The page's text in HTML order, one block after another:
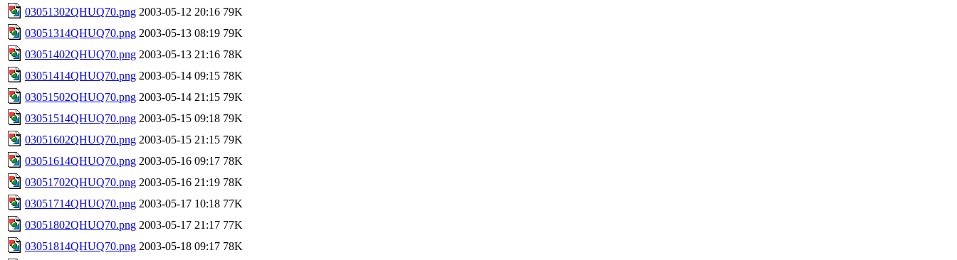
03051302QHUQ70.png 2003-05-12 20:16 79K
03051314QHUQ70.png 2003-05-13 08:19 79K
03051402QHUQ70.png 2003-05-13 21:16 78K
03051414QHUQ70.png 2003-05-14 09:15 78K
03051502QHUQ70.png 2003-05-14 21:15 79K
03051514QHUQ70.png 2003-05-15 09:18 79K
03051602QHUQ70.png 2003-05-15 21:15 79K
03051614QHUQ70.png 2003-05-16 09:17 78K
03051702QHUQ70.png 2003-05-16 21:19 78K
03051714QHUQ70.png 2003-05-17 10:18 77K
03051802QHUQ70.png 2003-05-17 21:17 77K
03051814QHUQ70.png 2003-05-18 09:17 78K